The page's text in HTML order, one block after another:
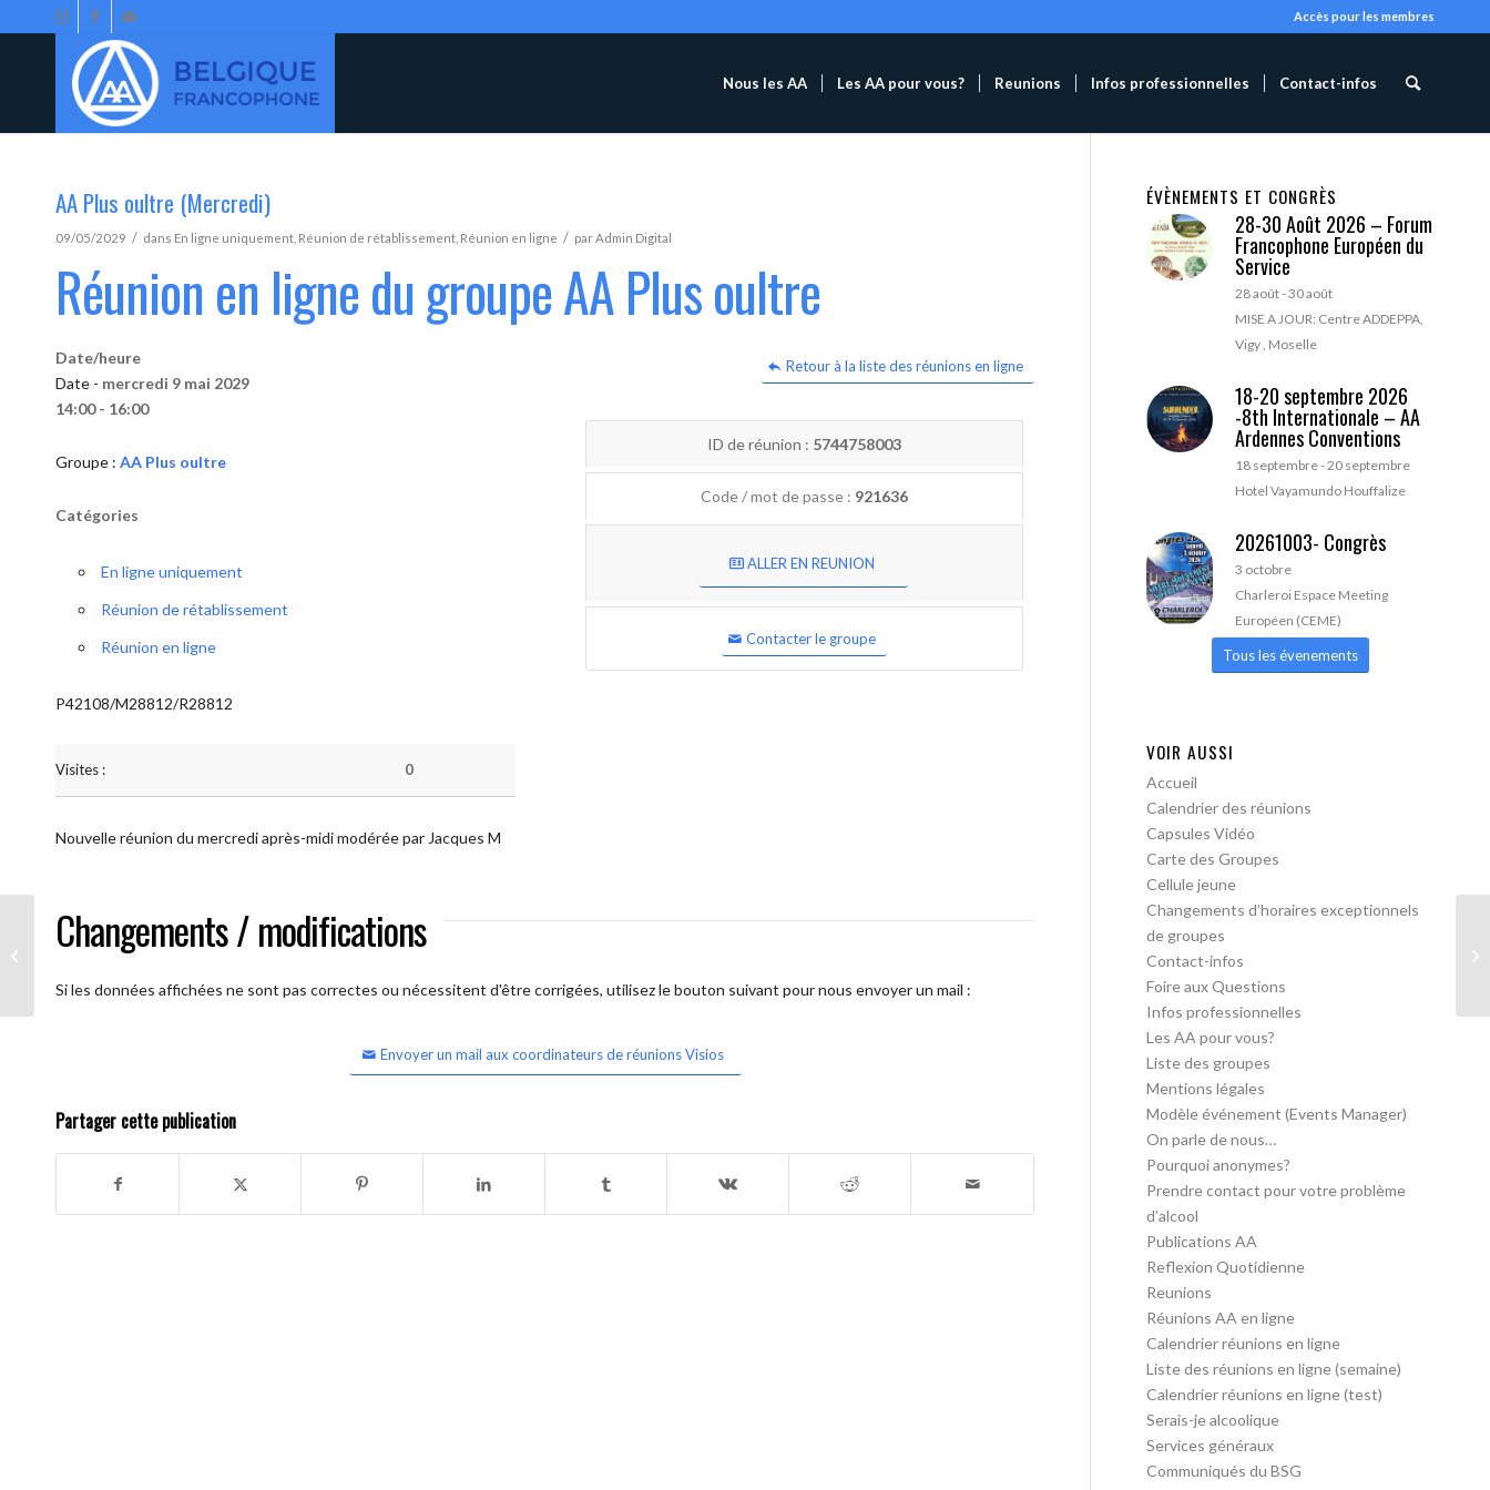
Accès pour les membres
Nous les AA Les AA pour vous? Reunions Infos professionnelles Contact-infos
AA Plus oultre (Mercredi)
09/05/2029 / dans En ligne uniquement Réunion de rétablissement Réunion en ligne / parAdmin Digital
Réunion en ligne du groupe AA Plus oultre
Retour à la liste des réunions en ligne
Date/heure
Date - mercredi 9 mai 2029
14:00 - 16:00
Groupe : AA Plus oultre
Catégories
En ligne uniquement
Réunion de rétablissement
Réunion en ligne
P42108/M28812/R28812
Visites : 0
ID de réunion : 5744758003
Code / mot de passe : 921636
ALLER EN REUNION
Contacter le groupe
Nouvelle réunion du mercredi après-midi modérée par Jacques M
Changements / modifications
Si les données affichées ne sont pas correctes ou nécessitent d'être corrigées, utilisez le bouton suivant pour nous envoyer un mail :
Envoyer un mail aux coordinateurs de réunions Visios
Partager cette publication
ÉVÈNEMENTS ET CONGRÈS
28-30 Août 2026 – Forum
Francophone Européen du
Service
28 août-30 août
MISE A JOUR: Centre ADDEPPA,
Vigy , Moselle
18-20 septembre 2026
-8th Internationale – AA
Ardennes Conventions
18 septembre-20 septembre
Hotel Vayamundo Houffalize
20261003- Congrès
3 octobre
Charleroi Espace Meeting
Européen (CEME)
Tous les évenements
VOIR AUSSI
Accueil
Calendrier des réunions
Capsules Vidéo
Carte des Groupes
Cellule jeune
Changements d’horaires exceptionnels
de groupes
Contact-infos
Foire aux Questions
Infos professionnelles
Les AA pour vous?
Liste des groupes
Mentions légales
Modèle événement (Events Manager)
On parle de nous…
Pourquoi anonymes?
Prendre contact pour votre problème
d’alcool
Publications AA
Reflexion Quotidienne
Reunions
Réunions AA en ligne
Calendrier réunions en ligne
Liste des réunions en ligne (semaine)
Calendrier réunions en ligne (test)
Serais-je alcoolique
Services généraux
Communiqués du BSG
AA Plus oultre (Mercredi)